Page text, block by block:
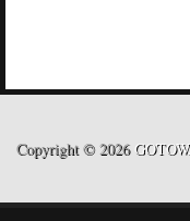
Copyright © 2026